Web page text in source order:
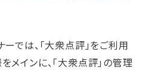
では、「大衆点評」をご利用
メインに、「大衆点評」の管理